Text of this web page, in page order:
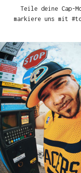
Teile deine Cap-
markiere uns mit